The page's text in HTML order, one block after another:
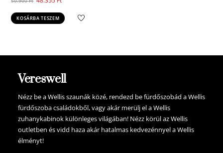
price
was:
price
is:
KOSÁRBA TESZEM
Vereswell
Nézz be a Wellis szaunák közé, rendezd be fürdőszobád a Wellis
fürdőszoba családokből, vagy akár merülj el a Wellis
zuhanykabinok különleges világában! Nézz körül az Wellis
outletben és vidd haza akár hatalmas kedvezénnyel a Wellis
élményt!